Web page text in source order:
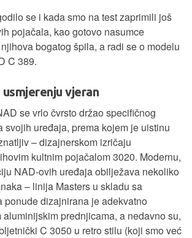
se i kada smo na test zaprimili još
pojačala, kao gotovo nasumce
bogatog špila, a radi se o modelu
C 389.
vjeran
se vrlo čvrsto držao specifičnog
svojih uređaja, prema kojem je uistinu
– dizajnerskom izričaju
kultnim pojačalom 3020. Modernu,
NAD-ovih uređaja obilježava nekoliko
– linija Masters u skladu sa
ponude dizajnirana je adekvatno
prednjicama, a nedavno su,
C 3050 u retro stilu (koji smo već